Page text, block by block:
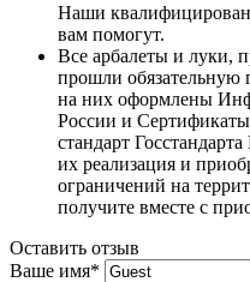
Наши
вам помогут.
Все арбалеты и луки,
прошли обязательную
на них оформлены
России и
стандарт
их реализация и
ограничений на
получите вместе с
Оставить отзыв
Ваше имя*